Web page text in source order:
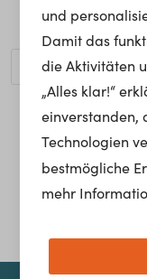
Möchtest du
und
Damit das
die Aktivitäten
„Alles klar!“
einverstanden,
Technologien
bestmögliche
mehr